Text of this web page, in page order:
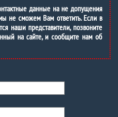
данные на не допущения
не сможем Вам ответить. Если в
наши представители, позвоните
на сайте, и сообщите нам об